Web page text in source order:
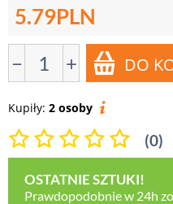
5.79PLN
− +
Kupiły: 2 osoby
(0)
OSTATNIE SZTUKI!
Prawdopodobnie w 24h